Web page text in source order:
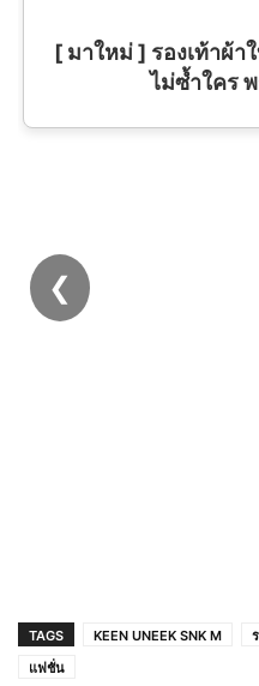
❮
TAGS KEEN UNEEK SNK M
แฟชั่น